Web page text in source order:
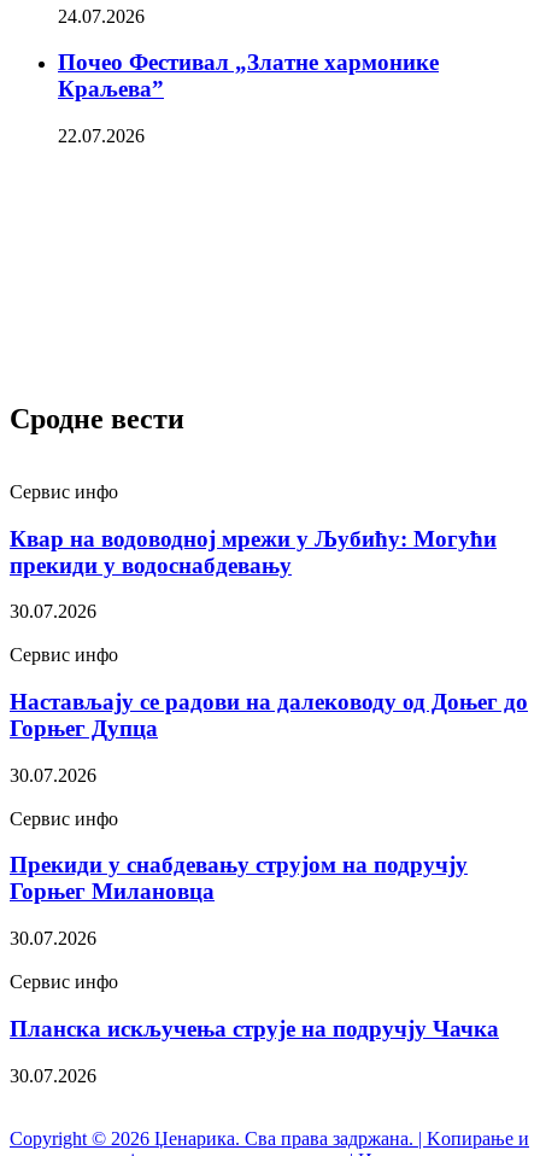
24.07.2026
Почео Фестивал „Златне хармонике
Краљева”
22.07.2026
Сродне вести
Сервис инфо
Квар на водоводној мрежи у Љубићу: Могући
прекиди у водоснабдевању
30.07.2026
Сервис инфо
Настављају се радови на далеководу од Доњег до
Горњег Дупца
30.07.2026
Сервис инфо
Прекиди у снабдевању струјом на подручју
Горњег Милановца
30.07.2026
Сервис инфо
Планска искључења струје на подручју Чачка
30.07.2026
Copyright © 2026 Џенарика. Сва права задржана. | Kопирање и